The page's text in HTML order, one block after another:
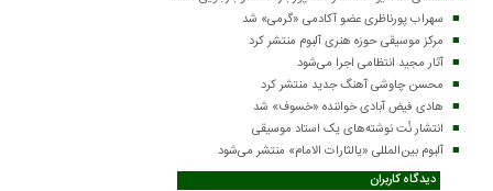
سهراب پورناظری عضو آکادمی «گرمی» شد
مرکز موسیقی حوزه هنری آلبوم منتشر کرد
آثار مجید انتظامی اجرا می‌شود
محسن چاوشی آهنگ جدید منتشر کرد
هادی فیض آبادی خواننده «خسوف» شد
انتشار نُت نوشته‌های یک استاد موسیقی
آلبوم بین‌المللی «یالثارات الامام» منتشر می‌شود
دیدگاه کاربران